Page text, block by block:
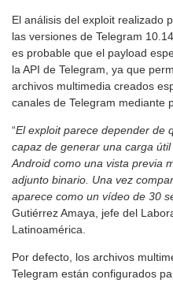
El análisis del exploit realizado
las versiones de Telegram
es probable que el payload
la API de Telegram, ya que
archivos multimedia creados
canales de Telegram mediante
“El exploit parece depender de
capaz de generar una carga
Android como una vista previa
adjunto binario. Una vez
aparece como un vídeo de 30
Gutiérrez Amaya, jefe del
Latinoamérica.
Por defecto, los archivos
Telegram están configurados